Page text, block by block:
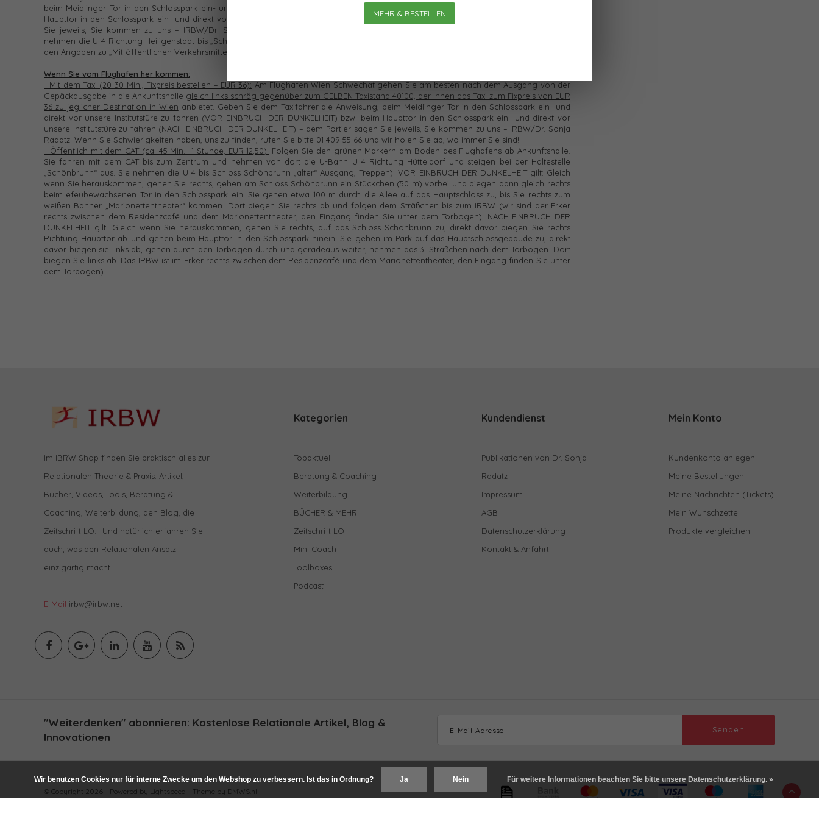
MEHR & BESTELLEN
beim Meidlinger Tor in den Schlosspark ein- und direkt vor unsere Institutstüre zu fahren (VOR EINBRUCH DER DUNKELHEIT) bzw. beim
Haupttor in den Schlosspark ein- und direkt vor unsere Institutstüre zu fahren (NACH EINBRUCH DER DUNKELHEIT) – dem Portier sagen
Sie jeweils, Sie kommen zu uns – IRBW/Dr. Sonja Radatz.
nehmen die U 4 Richtung Heiligenstadt bis „Schloss Schönbrunn“ und nehmen Sie den „alten“ Ausgang, Treppen). und folgen Sie weiter
den Angaben zu „Mit öffentlichen Verkehrsmitteln innerhalb von Wien“ oben!
Wenn Sie vom Flughafen her kommen:
- Mit dem Taxi (20-30 Min., Fixpreis bestellen – EUR 36): Am Flughafen Wien-Schwechat gehen Sie am besten nach dem Ausgang von der
Gepäckausgabe in die Ankunftshalle gleich links schräg gegenüber zum GELBEN Taxistand 40100, der Ihnen das Taxi zum Fixpreis von EUR
36 zu jeglicher Destination in Wien anbietet. Geben Sie dem Taxifahrer die Anweisung, beim Meidlinger Tor in den Schlosspark ein- und
direkt vor unsere Institutstüre zu fahren (VOR EINBRUCH DER DUNKELHEIT) bzw. beim Haupttor in den Schlosspark ein- und direkt vor
unsere Institutstüre zu fahren (NACH EINBRUCH DER DUNKELHEIT) – dem Portier sagen Sie jeweils, Sie kommen zu uns – IRBW/Dr. Sonja
Radatz. Wenn Sie Schwierigkeiten haben, uns zu finden, rufen Sie bitte 01 409 55 66 und wir holen Sie ab, wo immer Sie sind!
- Öffentlich mit dem CAT (ca. 45 Min.- 1 Stunde, EUR 12,50): Folgen Sie den grünen Markern am Boden des Flughafens ab Ankunftshalle.
Sie fahren mit dem CAT bis zum Zentrum und nehmen von dort die U-Bahn U 4 Richtung Hütteldorf und steigen bei der Haltestelle
„Schönbrunn“ aus. Sie nehmen die U 4 bis Schloss Schönbrunn „alter“ Ausgang, Treppen). VOR EINBRUCH DER DUNKELHEIT gilt: Gleich
wenn Sie herauskommen, gehen Sie rechts, gehen am Schloss Schönbrunn ein Stückchen (50 m) vorbei und biegen dann gleich rechts
beim efeubewachsenen Tor in den Schlosspark ein. Sie gehen etwa 100 m durch die Allee auf das Hauptschloss zu, bis Sie rechts zum
weißen Banner „Marionettentheater“ kommen. Dort biegen Sie rechts ab und folgen dem Sträßchen bis zum IRBW (wir sind der Erker
rechts zwischen dem Residenzcafé und dem Marionettentheater, den Eingang finden Sie unter dem Torbogen). NACH EINBRUCH DER
DUNKELHEIT gilt: Gleich wenn Sie herauskommen, gehen Sie rechts, auf das Schloss Schönbrunn zu, direkt davor biegen Sie rechts
Richtung Haupttor ab und gehen beim Haupttor in den Schlosspark hinein. Sie gehen im Park auf das Hauptschlossgebäude zu, direkt
davor biegen sie links ab, gehen durch den Torbogen durch und geradeaus weiter, nehmen das 3. Sträßchen nach dem Torbogen. Dort
biegen Sie links ab. Das IRBW ist im Erker rechts zwischen dem Residenzcafé und dem Marionettentheater, den Eingang finden Sie unter
dem Torbogen).
Im IBRW Shop finden Sie praktisch alles zur
Relationalen Theorie & Praxis: Artikel,
Bücher, Videos, Tools, Beratung &
Coaching, Weiterbildung, den Blog, die
Zeitschrift LO… Und natürlich erfahren Sie
auch, was den Relationalen Ansatz
einzigartig macht.
E-Mail irbw@irbw.net
Kategorien
Topaktuell
Beratung & Coaching
Weiterbildung
BÜCHER & MEHR
Zeitschrift LO
Mini Coach
Toolboxes
Podcast
Kundendienst
Publikationen von Dr. Sonja
Radatz
Impressum
AGB
Datenschutzerklärung
Kontakt & Anfahrt
Mein Konto
Kundenkonto anlegen
Meine Bestellungen
Meine Nachrichten (Tickets)
Mein Wunschzettel
Produkte vergleichen
"Weiterdenken" abonnieren: Kostenlose Relationale Artikel, Blog &
Innovationen
Senden
© Copyright 2026 - Powered by Lightspeed - Theme by DMWS.nl
Wir benutzen Cookies nur für interne Zwecke um den Webshop zu verbessern. Ist das in Ordnung? Ja Nein Für weitere Informationen beachten Sie bitte unsere Datenschutzerklärung. »